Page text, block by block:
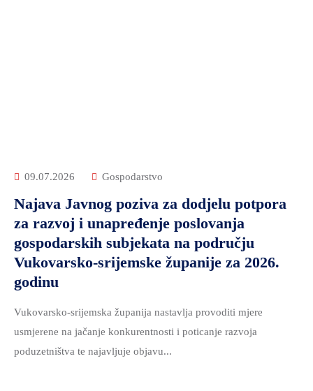
09.07.2026 Gospodarstvo
Najava Javnog poziva za dodjelu potpora
za razvoj i unapređenje poslovanja
gospodarskih subjekata na području
Vukovarsko-srijemske županije za 2026.
godinu
Vukovarsko-srijemska županija nastavlja provoditi mjere
usmjerene na jačanje konkurentnosti i poticanje razvoja
poduzetništva te najavljuje objavu...